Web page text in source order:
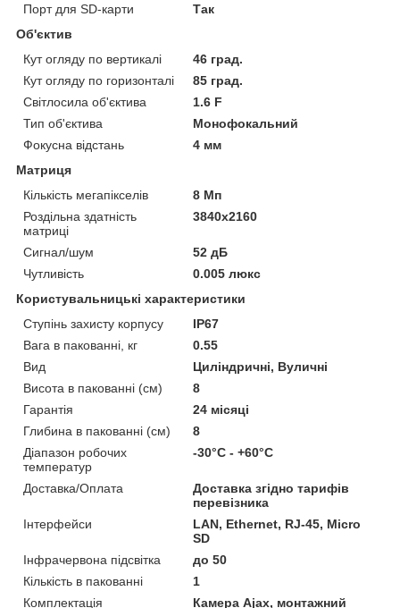
Порт для SD-карти
Так
Об'єктив
Кут огляду по вертикалі
46 град.
Кут огляду по горизонталі
85 град.
Світлосила об'єктива
1.6 F
Тип об'єктива
Монофокальний
Фокусна відстань
4 мм
Матриця
Кількість мегапікселів
8 Мп
Роздільна здатність
матриці
3840х2160
Сигнал/шум
52 дБ
Чутливість
0.005 люкс
Користувальницькі характеристики
Ступінь захисту корпусу
IP67
Вага в пакованні, кг
0.55
Вид
Циліндричні, Вуличні
Висота в пакованні (см)
8
Гарантія
24 місяці
Глибина в пакованні (см)
8
Діапазон робочих
температур
-30°C - +60°C
Доставка/Оплата
Доставка згідно тарифів
перевізника
Інтерфейси
LAN, Ethernet, RJ-45, Micro
SD
Інфрачервона підсвітка
до 50
Кількість в пакованні
1
Комплектація
Камера Ajax, монтажний